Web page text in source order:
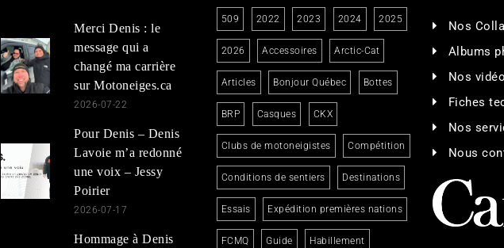
Merci Denis : le
message qui a
changé ma carrière
sur Motoneiges.ca
2026-07-22
Pour Denis – Denis
Lavoie m’a redonné
une voix – Jessy
Poirier
2026-07-17
Hommage à Denis
509 2022 2023 2024 2025
2026 Accessoires Arctic-Cat
Articles Bonjour Québec Bottes
BRP Casques CKX
Clubs de motoneigistes Compétition
Conditions de sentiers Destinations
Essais Expédition premières nations
FCMQ Guide Habillement
Nos
Albums
Nos
Fiches
Nos
Nous